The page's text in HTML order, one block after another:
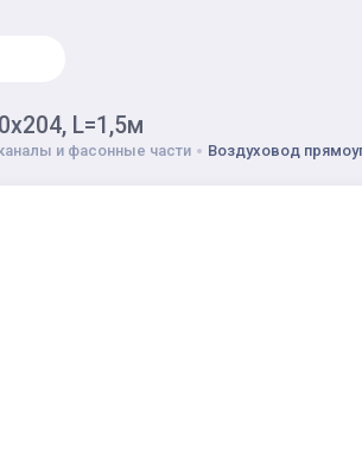
L=1,5м
и фасонные части Воздуховод